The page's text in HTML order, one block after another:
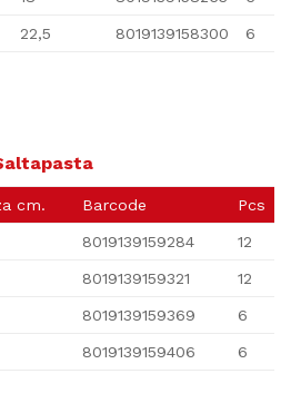
22,5 8019139158300 6
cm. Barcode Pcs
8019139159284 12
8019139159321 12
8019139159369 6
8019139159406 6